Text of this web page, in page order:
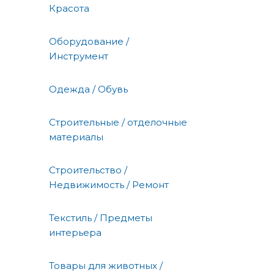
Красота
Оборудование /
Инструмент
Одежда / Обувь
Строительные / отделочные
материалы
Строительство /
Недвижимость / Ремонт
Текстиль / Предметы
интерьера
Товары для животных /